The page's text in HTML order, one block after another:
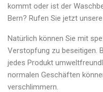
kommt oder ist der
Bern? Rufen Sie jetzt
Natürlich können Sie mit
Verstopfung zu beseitigen.
jedes Produkt
normalen Geschäften
verschlimmern.